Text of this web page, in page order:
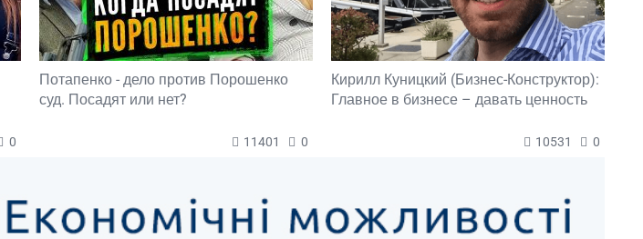
0
Потапенко - дело против Порошенко
суд. Посадят или нет?
11401 0
Кирилл Куницкий (Бизнес-Конструктор):
Главное в бизнесе – давать ценность
10531 0